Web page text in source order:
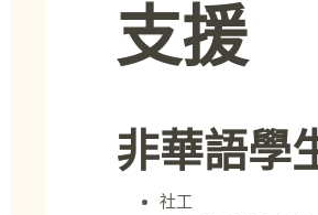
支援
非華語學
社工